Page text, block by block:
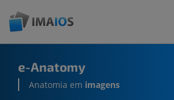
e-Anatomy
Anatomia em imagens